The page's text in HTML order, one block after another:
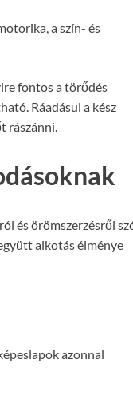
a szín- és
fontos a törődés
Ráadásul a kész
rászánni.
és örömszerzésről
alkotás élménye
azonnal